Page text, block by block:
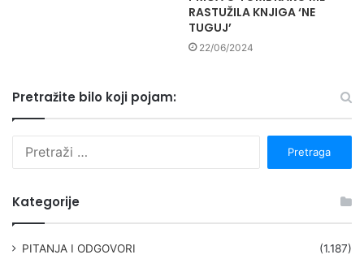
RASTUŽILA KNJIGA ‘NE
TUGUJ’
22/06/2024
Pretražite bilo koji pojam:
Kategorije
PITANJA I ODGOVORI (1.187)